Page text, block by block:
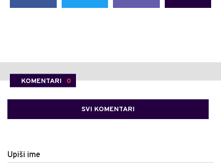
KOMENTARI 0
SVI KOMENTARI
Upiši ime